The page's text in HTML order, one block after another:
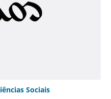
Sociais